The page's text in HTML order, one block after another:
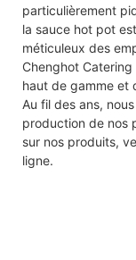
particulièrement
la sauce hot pot
méticuleux des
Chenghot
haut de gamme et
Au fil des ans,
production de nos
sur nos produits,
ligne.